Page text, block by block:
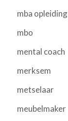
mba opleiding
mbo
mental coach
merksem
metselaar
meubelmaker